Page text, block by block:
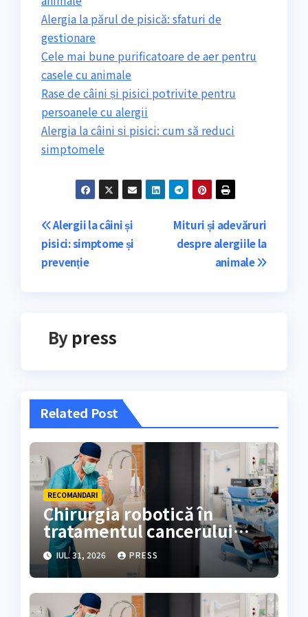
Alergia la părul de pisică: sfaturi de
gestionare
Cele mai bune purificatoare de aer pentru
casele cu animale
Rase de câini și pisici potrivite pentru
persoanele cu alergii
Alergia la câini și pisici: cum să reduci
simptomele
Navigare
în
Mituri și adevăruri
despre alergiile la
animale
Alergii la câini și
pisici: simptome și
prevenție
By press
Related Post
RECOMANDARI
Chirurgia robotică în
tratamentul cancerului
colorectal
IUL. 31, 2026 PRESS